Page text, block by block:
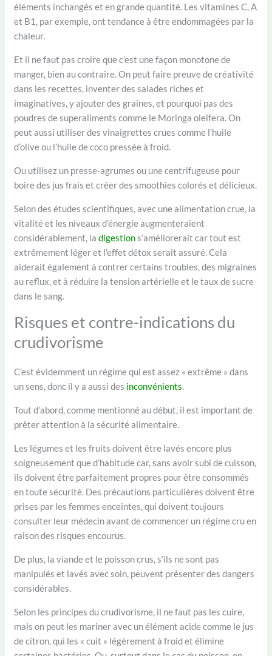
éléments inchangés et en grande quantité. Les vitamines C, A
et B1, par exemple, ont tendance à être endommagées par la
chaleur.
Et il ne faut pas croire que c’est une façon monotone de
manger, bien au contraire. On peut faire preuve de créativité
dans les recettes, inventer des salades riches et
imaginatives, y ajouter des graines, et pourquoi pas des
poudres de superaliments comme le Moringa oleifera. On
peut aussi utiliser des vinaigrettes crues comme l’huile
d’olive ou l’huile de coco pressée à froid.
Ou utilisez un presse-agrumes ou une centrifugeuse pour
boire des jus frais et créer des smoothies colorés et délicieux.
Selon des études scientifiques, avec une alimentation crue, la
vitalité et les niveaux d’énergie augmenteraient
considérablement, ladigestions’améliorerait car tout est
extrêmement léger et l’effet détox serait assuré. Cela
aiderait également à contrer certains troubles, des migraines
au reflux, et à réduire la tension artérielle et le taux de sucre
dans le sang.
Risques et contre-indications du
crudivorisme
C’est évidemment un régime qui est assez « extrême » dans
un sens, donc il y a aussi des inconvénients
Tout d’abord, comme mentionné au début, il est important de
prêter attention à la sécurité alimentaire.
Les légumes et les fruits doivent être lavés encore plus
soigneusement que d’habitude car, sans avoir subi de cuisson,
ils doivent être parfaitement propres pour être consommés
en toute sécurité. Des précautions particulières doivent être
prises par les femmes enceintes, qui doivent toujours
consulter leur médecin avant de commencer un régime cru en
raison des risques encourus.
De plus, la viande et le poisson crus, s’ils ne sont pas
manipulés et lavés avec soin, peuvent présenter des dangers
considérables.
Selon les principes du crudivorisme, il ne faut pas les cuire,
mais on peut les mariner avec un élément acide comme le jus
de citron, qui les « cuit » légèrement à froid et élimine